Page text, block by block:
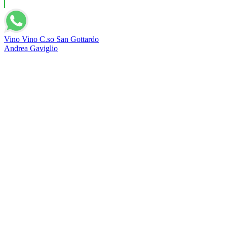
Vino Vino C.so San Gottardo
Andrea Gaviglio